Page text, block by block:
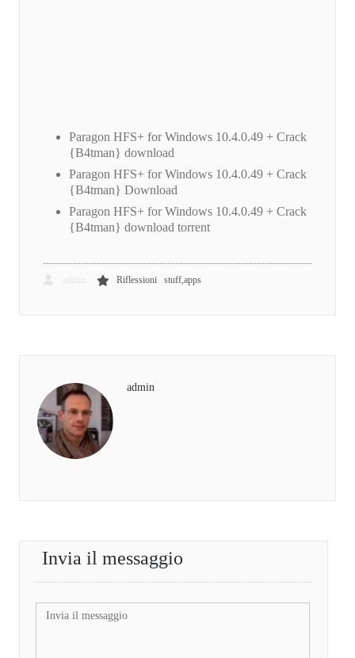
Paragon HFS+ for Windows 10.4.0.49 + Crack
{B4tman} download
Paragon HFS+ for Windows 10.4.0.49 + Crack
{B4tman} Download
Paragon HFS+ for Windows 10.4.0.49 + Crack
{B4tman} download torrent
Riflessioni stuff,apps
admin
Invia il messaggio